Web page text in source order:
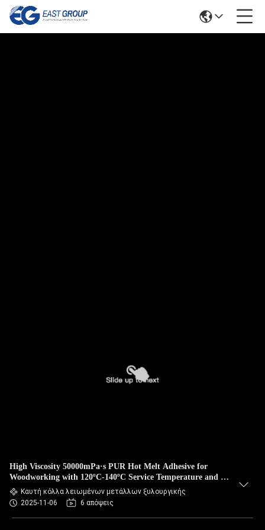
High Viscosity 50000mPa·s PUR Hot Melt Adhesive for
Woodworking with 120ºC-140ºC Service Temperature and 78
± 5 ºC Softening Point
Καυτή κόλλα λειωμένων μετάλλων ξυλουργικής
2025-11-06
6 απόψεις